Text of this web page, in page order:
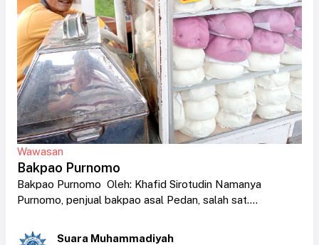
Wawasan
Bakpao Purnomo
Bakpao Purnomo Oleh: Khafid Sirotudin Namanya
Purnomo, penjual bakpao asal Pedan, salah sat....
Suara Muhammadiyah